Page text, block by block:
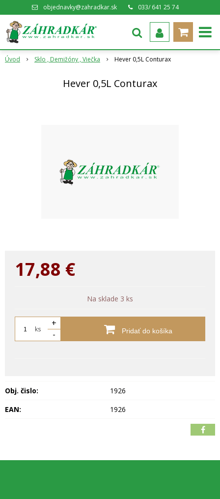
objednavky@zahradkar.sk 033/ 641 25 74
Úvod Sklo , Demižóny , Viečka Hever 0,5L Conturax
Hever 0,5L Conturax
17,88 €
Na sklade 3 ks
ks
+
-
Pridať do košíka
Obj. čislo:
1926
EAN:
1926